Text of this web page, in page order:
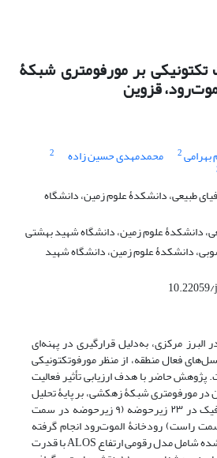
تکتونیکی بر مورفومتری شبکۀ
قزوین
2 محمدمهدی حسین زاده 2
طبیعی، دانشکدۀ علوم زمین، دانشگاه
دانشکدۀ علوم زمین، دانشگاه شهید بهشتی
دانشکدۀ علوم زمین، دانشگاه شهید
مرکزی، به‌دلیل قرارگیری در پهنه‌ای
فعال منطقه، از منظر مورفوتکتونیکی
پژوهش حاضر با هدف ارزیابی تأثیر فعالیت
در مورفومتری شبکۀ زهکشی، بر پایۀ تحلیل
کمّی شاخص‌های ژئومورفیک در ۲۳ زیرحوضه (۹ زیرحوضه در سمت
در سمت راست) رودخانۀ الموت‌رود انجام‌ گرفته
است. داده‌های استفاده‌شده شامل مدل رقومی ارتفاع ALOS با قدرت